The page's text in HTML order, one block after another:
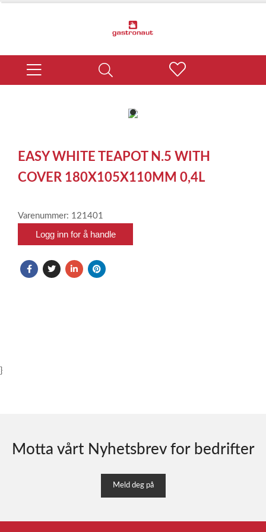
item
of
1
EASY WHITE TEAPOT N.5 WITH
COVER 180X105X110MM 0,4L
Varenummer: 121401
Logg inn for å handle
}
Motta vårt Nyhetsbrev for bedrifter
Meld deg på